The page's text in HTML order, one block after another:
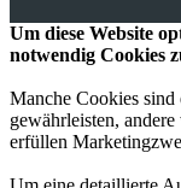
Um diese Website
notwendig Cookies
Manche Cookies
gewährleisten,
erfüllen